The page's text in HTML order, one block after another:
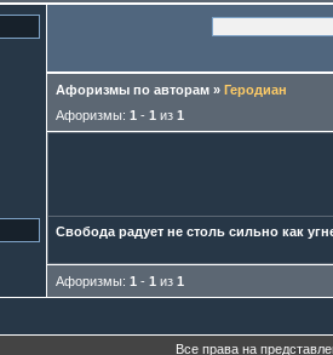
Афоризмы по авторам » Геродиан
Афоризмы: 1 - 1 из 1
Свобода радует не столь сильно как
Афоризмы: 1 - 1 из 1
Все права на